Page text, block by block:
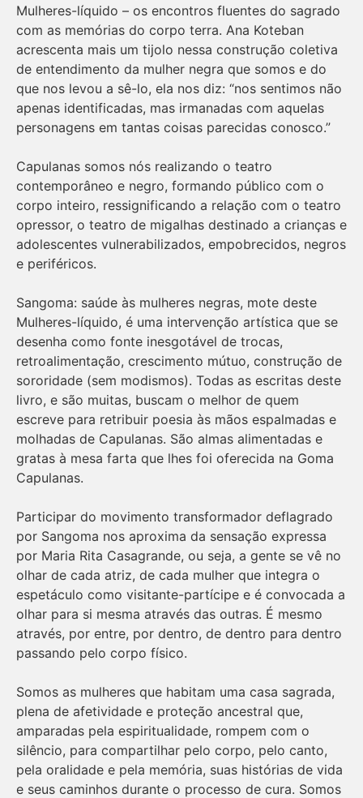
Mulheres-líquido – os encontros fluentes do sagrado
com as memórias do corpo terra. Ana Koteban
acrescenta mais um tijolo nessa construção coletiva
de entendimento da mulher negra que somos e do
que nos levou a sê-lo, ela nos diz: “nos sentimos não
apenas identificadas, mas irmanadas com aquelas
personagens em tantas coisas parecidas conosco.”
Capulanas somos nós realizando o teatro
contemporâneo e negro, formando público com o
corpo inteiro, ressignificando a relação com o teatro
opressor, o teatro de migalhas destinado a crianças e
adolescentes vulnerabilizados, empobrecidos, negros
e periféricos.
Sangoma: saúde às mulheres negras, mote deste
Mulheres-líquido, é uma intervenção artística que se
desenha como fonte inesgotável de trocas,
retroalimentação, crescimento mútuo, construção de
sororidade (sem modismos). Todas as escritas deste
livro, e são muitas, buscam o melhor de quem
escreve para retribuir poesia às mãos espalmadas e
molhadas de Capulanas. São almas alimentadas e
gratas à mesa farta que lhes foi oferecida na Goma
Capulanas.
Participar do movimento transformador deflagrado
por Sangoma nos aproxima da sensação expressa
por Maria Rita Casagrande, ou seja, a gente se vê no
olhar de cada atriz, de cada mulher que integra o
espetáculo como visitante-partícipe e é convocada a
olhar para si mesma através das outras. É mesmo
através, por entre, por dentro, de dentro para dentro
passando pelo corpo físico.
Somos as mulheres que habitam uma casa sagrada,
plena de afetividade e proteção ancestral que,
amparadas pela espiritualidade, rompem com o
silêncio, para compartilhar pelo corpo, pelo canto,
pela oralidade e pela memória, suas histórias de vida
e seus caminhos durante o processo de cura. Somos